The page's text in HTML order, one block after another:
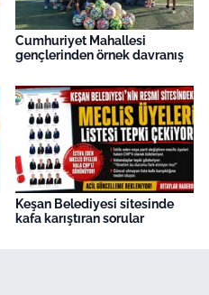
Cumhuriyet Mahallesi
gençlerinden örnek davranış
Keşan Belediyesi sitesinde
kafa karıştıran sorular